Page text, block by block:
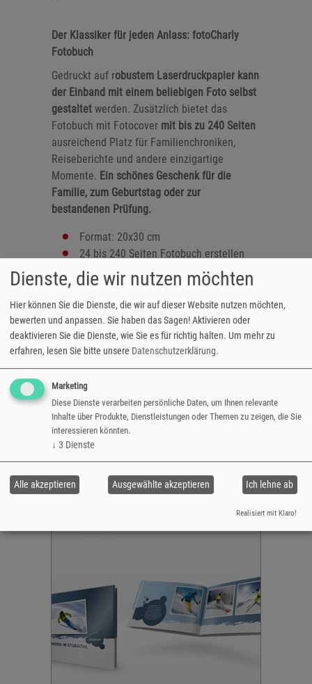
Der Klassiker für jeden Anlass: fotoCharly
Fotobuch
Gedruckt auf robustem Laserdruckpapier kann
der Einband mit einem beliebigen Foto selbst
gestaltet werden. Zusätzlich bietet das
Fotobuch mit Fotocover mit bis zu 240 Seiten
ausreichend Platz für Familienchroniken,
Reiseberichte und andere einzigartige
Momente. Ein schönes Geschenk für die
Familie, zum Geburtstag oder zur
bestandenen Prüfung.
Format: 20x30 cm
24 bis 240 Seiten Fotobuch erstellen
ausgearbeitet auf Laserdruckpapier
Einband: matt foliert oder glänzend
lackiert
Klebe- oder Spiralbindung
gestaltbares Hardcover
zahlreiche Designvorlagen verfügbar
Hoch- oder Querformat
versandfertig in 3-5 Tagen
A4/20x30 Fotocover
z.B. 24 Seiten CHF 34,40
z.B. 28 Seiten CHF 37,10
z.B. 240 Seiten CHF 180,20
Jetzt gestalten
Dienste, die wir nutzen möchten
Hier können Sie die Dienste, die wir auf dieser Website nutzen möchten,
bewerten und anpassen. Sie haben das Sagen! Aktivieren oder
deaktivieren Sie die Dienste, wie Sie es für richtig halten. Um mehr zu
erfahren, lesen Sie bitte unsere Datenschutzerklärung.
Marketing
Diese Dienste verarbeiten persönliche Daten, um Ihnen relevante
Inhalte über Produkte, Dienstleistungen oder Themen zu zeigen, die Sie
interessieren könnten.
↓ 3 Dienste
Ich lehne ab
Ausgewählte akzeptieren
Alle akzeptieren
Realisiert mit Klaro!